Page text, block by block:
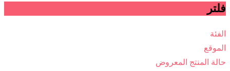
فلتر
الفئة
الموقع
حالة المنتج المعروض